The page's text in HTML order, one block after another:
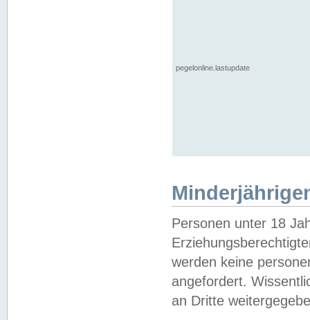
pegelonline.lastupdate
Personen unter 18
werden keine
angefordert.
an Dritte